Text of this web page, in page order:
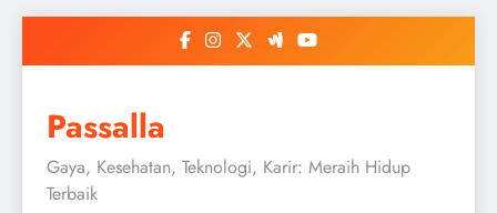
Passalla
Gaya, Kesehatan, Teknologi, Karir: Meraih Hidup
Terbaik